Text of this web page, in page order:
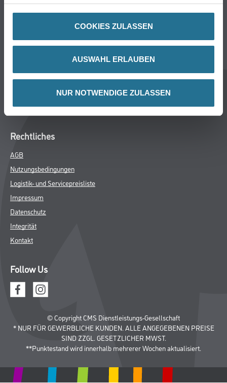
COOKIES ZULASSEN
AUSWAHL ERLAUBEN
NUR NOTWENDIGE ZULASSEN
CMS Gruppe
Aktuelles
Karriere
FAQ
Rechtliches
AGB
Nutzungsbedingungen
Logistik- und Servicepreisliste
Impressum
Datenschutz
Integrität
Kontakt
Follow Us
© Copyright CMS Dienstleistungs-Gesellschaft
* NUR FÜR GEWERBLICHE KUNDEN. ALLE ANGEGEBENEN PREISE
SIND ZZGL. GESETZLICHER MWST.
**Punktestand wird innerhalb mehrerer Wochen aktualisiert.